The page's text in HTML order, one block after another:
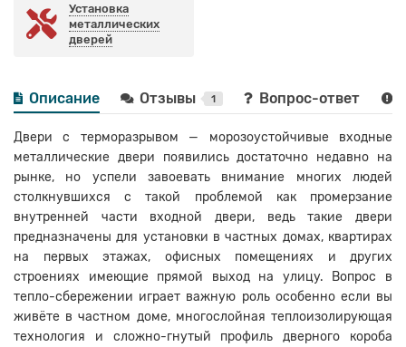
Установка
металлических
дверей
Описание Отзывы 1 Вопрос-ответ
Двери с терморазрывом — морозоустойчивые входные
металлические двери появились достаточно недавно на
рынке, но успели завоевать внимание многих людей
столкнувшихся с такой проблемой как промерзание
внутренней части входной двери, ведь такие двери
предназначены для установки в частных домах, квартирах
на первых этажах, офисных помещениях и других
строениях имеющие прямой выход на улицу. Вопрос в
тепло-сбережении играет важную роль особенно если вы
живёте в частном доме, многослойная теплоизолирующая
технология и сложно-гнутый профиль дверного короба